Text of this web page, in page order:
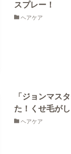
スプレー！
ヘアケア
「ジョンマス
た！くせ毛が
ヘアケア